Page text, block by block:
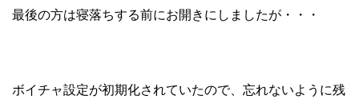
最後の方は寝落ちする前にお開きにしましたが・・・
ボイチャ設定が初期化されていたので、忘れないように残